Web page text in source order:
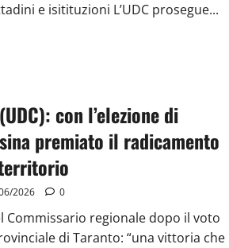
e isitituzioni L’UDC prosegue...
con l’elezione di
premiato il radicamento
2026 0
Commissario regionale dopo il voto
di Taranto: “una vittoria che